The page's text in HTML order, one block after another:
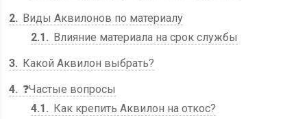
2
Виды Аквилонов по материалу
2.1
Влияние материала на срок службы
3
Какой Аквилон выбрать?
4
❓Частые вопросы
4.1
Как крепить Аквилон на откос?